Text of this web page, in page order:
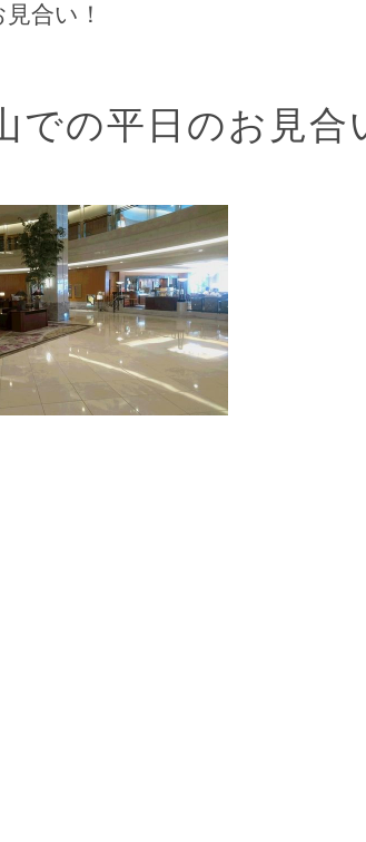
合い！
の平日のお見合